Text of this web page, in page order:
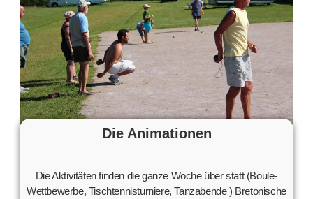
Die Animationen
Die Aktivitäten finden die ganze Woche über statt (Boule-
Wettbewerbe, Tischtennisturniere, Tanzabende ) Bretonische